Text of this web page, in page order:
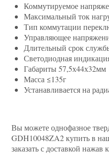
Коммутируемое
Максимальный ток
Тип коммутации
Управляющее
Длительный срок
Светодиодная
Габариты 57,5х44х32мм
Масса ≤135г
Устанавливается на
Вы можете однофазное
GDH10048ZA2 купить в
заказать с доставкой нажав